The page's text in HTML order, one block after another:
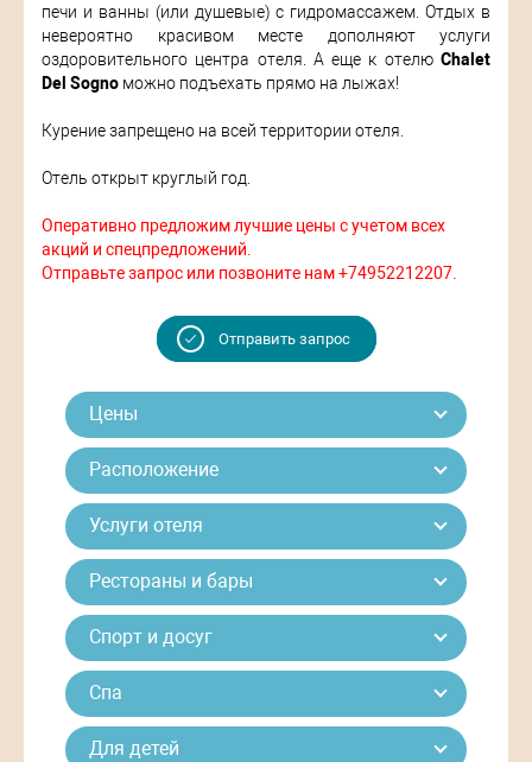
печи и ванны (или душевые) с гидромассажем. Отдых в
невероятно красивом месте дополняют услуги
оздоровительного центра отеля. А еще к отелю Chalet
Del Sogno можно подъехать прямо на лыжах!
Курение запрещено на всей территории отеля.
Отель открыт круглый год.
Оперативно предложим лучшие цены с учетом всех
акций и спецпредложений.
Отправьте запрос или позвоните нам +74952212207.
Отправить запрос
Цены
Расположение
Услуги отеля
Рестораны и бары
Спорт и досуг
Спа
Для детей